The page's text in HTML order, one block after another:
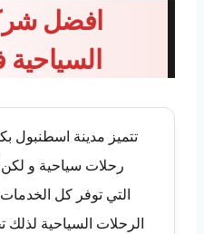
افضل
تتميز مدينة اسطنبول
رحلات سياحية و
التي توفر كل
الرحلات السياحية